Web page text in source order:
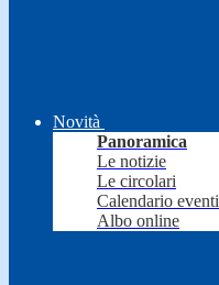
Novità
Panoramica
Le notizie
Le circolari
Calendario eventi
Albo online